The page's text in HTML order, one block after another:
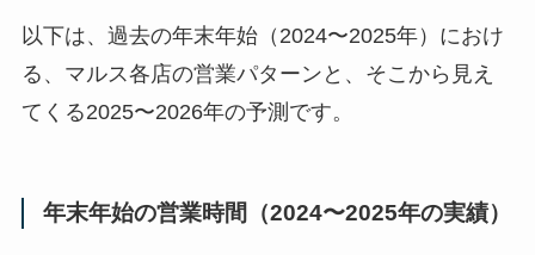
以下は、過去の年末年始（2024〜2025年）におけ
る、マルス各店の営業パターンと、そこから見え
てくる2025〜2026年の予測です。
年末年始の営業時間（2024〜2025年の実績）